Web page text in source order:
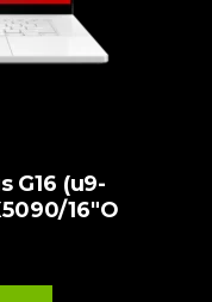
G16 (u9-
16″O